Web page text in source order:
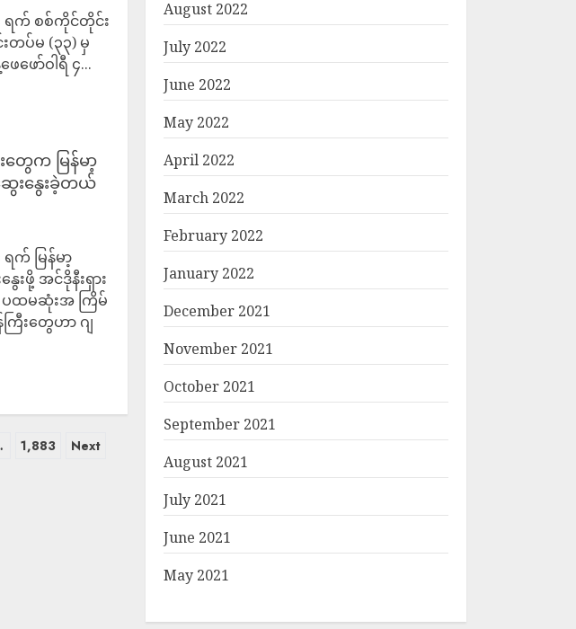
ရက် စစ်ကိုင်တိုင်း
တပ်မ (၃၃) မှ
ော်ဝါရီ ၄...
တွေက မြန်မာ့
းနွေးခဲ့တယ်
က် မြန်မာ့
းဖို့ အင်ဒိုနီးရှား
ထမဆုံးအ ကြိမ်
ြီးတွေဟာ ဂျ
1,883 Next
August 2022
July 2022
June 2022
May 2022
April 2022
March 2022
February 2022
January 2022
December 2021
November 2021
October 2021
September 2021
August 2021
July 2021
June 2021
May 2021